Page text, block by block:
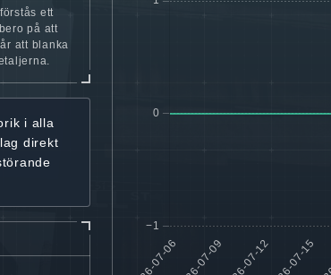
ett
på att
att blanka
i alla
direkt